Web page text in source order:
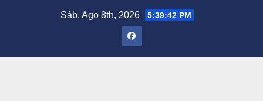
Sáb. Ago 8th, 2026 5:39:43 PM